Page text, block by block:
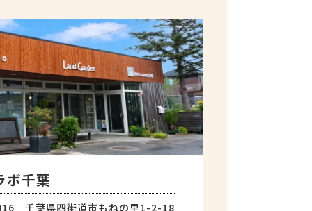
ボ千葉
千葉県四街道市もねの里1-2-18